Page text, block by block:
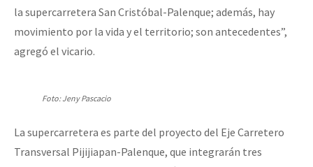
la supercarretera San Cristóbal-Palenque; además, hay
movimiento por la vida y el territorio; son antecedentes”,
agregó el vicario.
Foto: Jeny Pascacio
La supercarretera es parte del proyecto del Eje Carretero
Transversal Pijijiapan-Palenque, que integrarán tres